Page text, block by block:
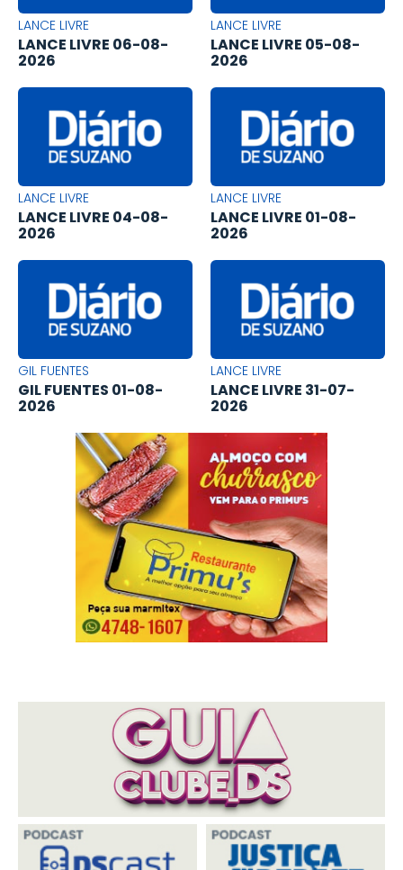
LANCE LIVRE
LANCE LIVRE 06-08-
2026
LANCE LIVRE
LANCE LIVRE 05-08-
2026
LANCE LIVRE
LANCE LIVRE 04-08-
2026
LANCE LIVRE
LANCE LIVRE 01-08-
2026
GIL FUENTES
GIL FUENTES 01-08-
2026
LANCE LIVRE
LANCE LIVRE 31-07-
2026